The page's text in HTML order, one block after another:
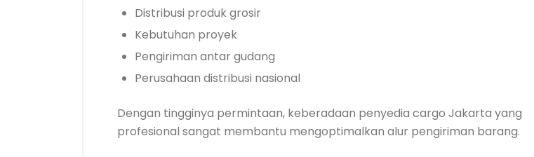
Distribusi produk grosir
Kebutuhan proyek
Pengiriman antar gudang
Perusahaan distribusi nasional
Dengan tingginya permintaan, keberadaan penyedia cargo Jakarta yang
profesional sangat membantu mengoptimalkan alur pengiriman barang.